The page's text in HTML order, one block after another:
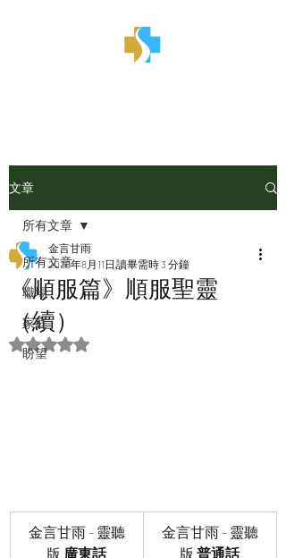
文章
所有文章
職場
家庭
盼望
所有文章
《順服篇》順服聖靈
（續）
金言甘雨
2025年8月11日 讀畢需時 3 分鐘
評等為 NaN（最高為 5 顆星）。
金言甘雨 - 靈聽
版 廣東話
金言甘雨 - 靈聽
版 普通話